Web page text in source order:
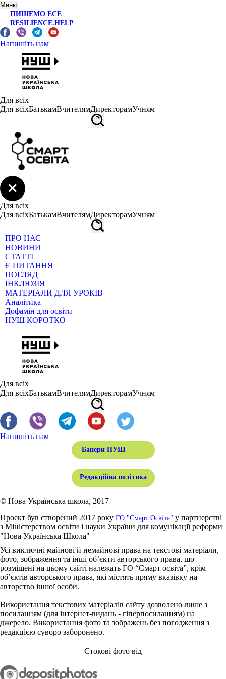
Меню
ПИШЕМО ЕСЕ
RESILIENCE.HELP
Напишіть нам
Для всіх
Для всіхБатькамВчителямДиректорамУчням
Для всіх
Для всіхБатькамВчителямДиректорамУчням
ПРО НАС
НОВИНИ
СТАТТІ
Є ПИТАННЯ
ПОГЛЯД
ІНКЛЮЗІЯ
МАТЕРІАЛИ ДЛЯ УРОКІВ
Аналітика
Дофамін для освіти
НУШ КОРОТКО
Для всіх
Для всіхБатькамВчителямДиректорамУчням
Напишіть нам
Банери НУШ
Редакційна політика
© Нова Українська школа, 2017
Проект був створений 2017 року ГО "Смарт Освіта" у партнерстві
з Міністерством освіти і науки України для комунікації реформи
"Нова Українська Школа"
Усі виключні майнові й немайнові права на текстові матеріали,
фото, зображення та інші об’єкти авторського права, що
розміщені на цьому сайті належать ГО “Смарт освіта”, крім
об’єктів авторського права, які містять пряму вказівку на
авторство іншої особи.
Використання текстових матеріалів сайту дозволено лише з
посиланням (для інтернет-видань - гіперпосиланням) на
джерело. Використання фото та зображень без погодження з
редакцією суворо заборонено.
Стокові фото від